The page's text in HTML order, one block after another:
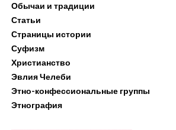
Обычаи и традиции
Статьи
Страницы истории
Суфизм
Христианство
Эвлия Челеби
Этно-конфессиональные группы
Этнография